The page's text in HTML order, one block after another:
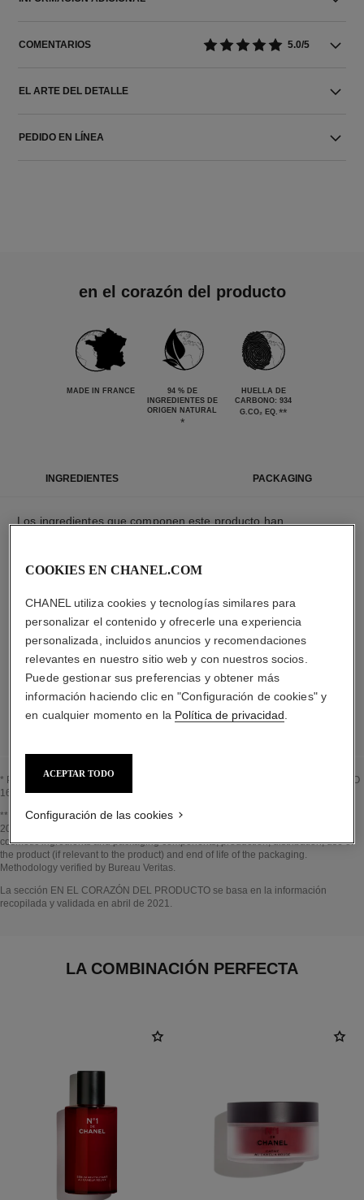
COMENTARIOS 5.0/5
EL ARTE DEL DETALLE
PEDIDO EN LÍNEA
en el corazón del producto
MADE IN FRANCE
94 % DE
INGREDIENTES DE
ORIGEN NATURAL
*
HUELLA DE
CARBONO: 934
G.CO₂ EQ. **
INGREDIENTES PACKAGING
Los ingredientes que componen este producto han
Los elementos que componen este envase han
sido cuidadosamente diseñados.
MÁS INFORMACIÓN
* Proporción de ingredientes y derivados naturales calculada según la norma ISO
16128
Volver al título↩
** Estimation calculated in April 2021 using the method published by the IPCC in
2013 and in compliance with ISO 14067. Scope of analysis: manufacture of
cosmetic ingredients and packaging components, production, distribution, use of
the product (if relevant to the product) and end of life of the packaging.
Methodology verified by Bureau Veritas.
Volver al título↩
La sección EN EL CORAZÓN DEL PRODUCTO se basa en la información
recopilada y validada en abril de 2021.
LA COMBINACIÓN PERFECTA
COOKIES EN CHANEL.COM
CHANEL utiliza cookies y tecnologías similares para
personalizar el contenido y ofrecerle una experiencia
personalizada, incluidos anuncios y recomendaciones
relevantes en nuestro sitio web y con nuestros socios.
Puede gestionar sus preferencias y obtener más
información haciendo clic en "Configuración de cookies" y
en cualquier momento en la Política de privacidad
ACEPTAR TODO
Configuración de las cookies